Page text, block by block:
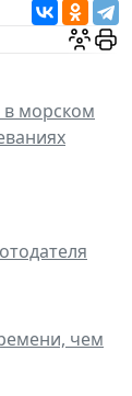
в морском
чем